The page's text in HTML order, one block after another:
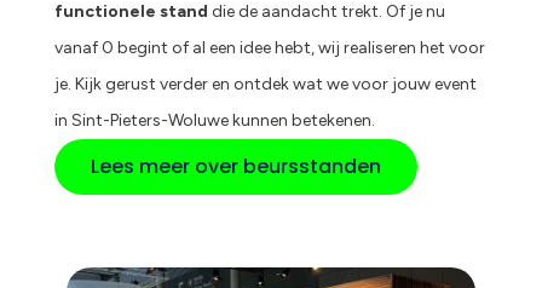
functionele stand die de aandacht trekt. Of je nu
vanaf 0 begint of al een idee hebt, wij realiseren het voor
je. Kijk gerust verder en ontdek wat we voor jouw event
in Sint-Pieters-Woluwe kunnen betekenen.
Lees meer over beursstanden